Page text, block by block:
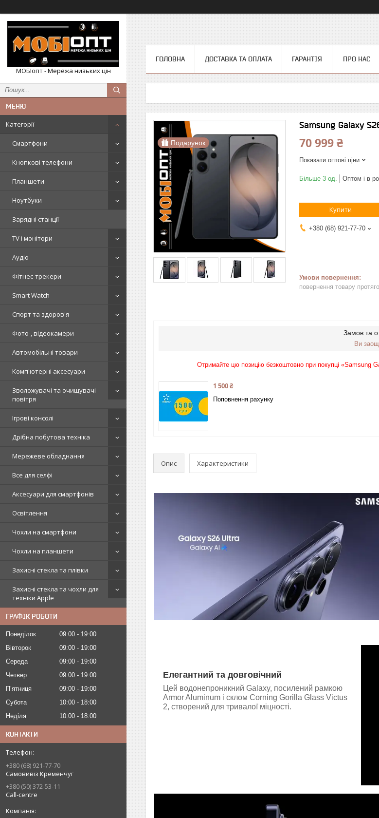
МОБІопт - Мережа низьких цін
Категорії
Смартфони
Кнопкові телефони
Планшети
Ноутбуки
Зарядні станції
TV і монітори
Аудіо
Фітнес-трекери
Smart Watch
Спорт та здоров'я
Фото-, відеокамери
Автомобільні товари
Комп'ютерні аксесуари
Зволожувачі та очищувачі
повітря
Ігрові консолі
Дрібна побутова техніка
Мережеве обладнання
Все для селфі
Аксесуари для смартфонів
Освітлення
Чохли на смартфони
Чохли на планшети
Захисні стекла та плівки
Захисні стекла та чохли для
техніки Apple
ГРАФІК РОБОТИ
Понеділок 09:00
19:00
Вівторок
09:00
19:00
Середа
09:00
19:00
Четвер
09:00
19:00
Пʼятниця
09:00
19:00
Субота
10:00
18:00
Неділя
10:00 18:00
КОНТАКТИ
+380 (68) 921-77-70
Самовивіз Кременчуг
+380 (50) 372-53-11
Call-centre
ГОЛОВНА ДОСТАВКА ТА ОПЛАТА ГАРАНТІЯ ПРО НАС
Подарунок
Samsung Galaxy
70 999 ₴
Показати оптові ціни
Більше 3 од. Оптом і в
Купити
+380 (68) 921-77-70
повернення товару
Замов та
Ви
Отримайте цю позицію безкоштовно при покупці «Samsung
1 500 ₴
Поповнення рахунку
Опис Характеристики
Елегантний та довговічний
Цей водонепроникний Galaxy, посилений рамкою
Armor Aluminum і склом Corning Gorilla Glass Victus
2, створений для тривалої міцності.